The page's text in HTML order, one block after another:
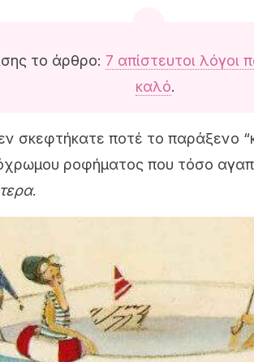
το άρθρο: 7 απίστευτοι λόγοι
καλό.
σκεφτήκατε ποτέ το παράξενο
ροφήματος που τόσο
.